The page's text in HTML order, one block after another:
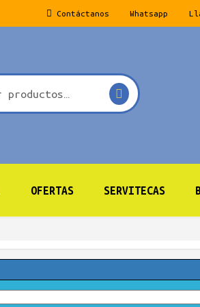
Contáctanos Whatsapp
OFERTAS SERVITECAS